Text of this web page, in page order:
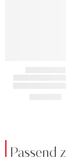
Passend